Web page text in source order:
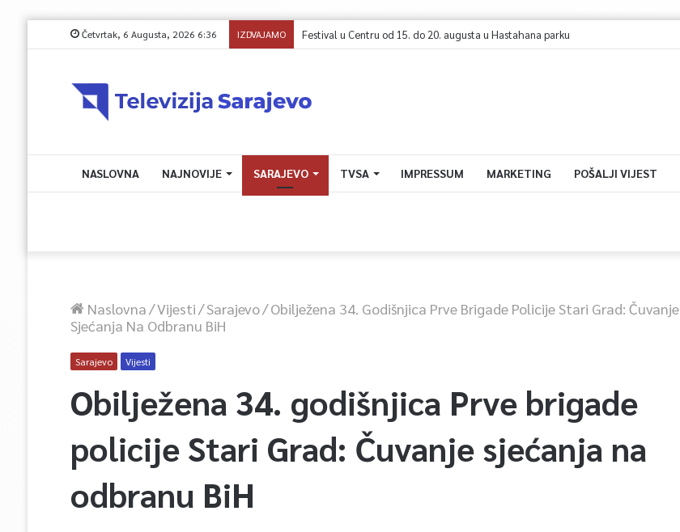
Četvrtak, 6 Augusta, 2026 6:36 IZDVAJAMO Sutra na Igmanu manifestacija „Dova za domovinu“
NASLOVNA NAJNOVIJE SARAJEVO TVSA IMPRESSUM MARKETING POŠALJI VIJEST
Naslovna/Vijesti/Sarajevo/Obilježena 34. Godišnjica Prve Brigade Policije Stari Grad: Čuvanje
Sjećanja Na Odbranu BiH
Sarajevo Vijesti
Obilježena 34. godišnjica Prve brigade
policije Stari Grad: Čuvanje sjećanja na
odbranu BiH